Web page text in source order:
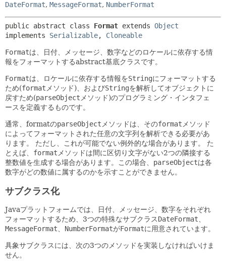
DateFormat, MessageFormat, NumberFormat
public abstract class Format extends Object
implements Serializable, Cloneable
Formatは、日付、メッセージ、数字などのロケールに依存する情
報をフォーマットするabstract基底クラスです。
Formatは、ロケールに依存する情報をStringにフォーマットする
ため(format メソッド)、およびStringを解析してオブジェクトに
戻すため(parseObject メソッド)のプログラミング・インタフェ
ースを定義するものです。
通常、formatのparseObject メソッドは、そのformat メソッド
によってフォーマットされた任意の文字列を解析できる必要があ
ります。
ただし、これが可能でない例外的な場合があります。
た
とえば、 format メソッドは間に区切り文字がない2つの隣接する
整数値を生成する場合があります。この場合、 parseObjectは各
数字がどの数値に属するのかを示すことができません。
サブクラス化
Javaプラットフォームでは、日付、メッセージ、数字をそれぞれ
フォーマットするため、3つの特殊なサブクラスDateFormat
MessageFormat
NumberFormatがFormatに用意されています。
具象サブクラスには、次の3つのメソッドを実装しなければいけま
せん。